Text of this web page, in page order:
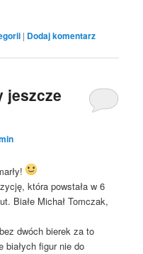
| Dodaj komentarz
jeszcze
która powstała w 6
Białe Michał Tomczak,
dwóch bierek za to
białych figur nie do